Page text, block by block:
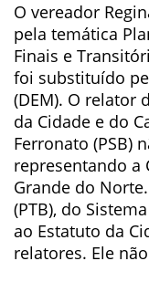
O vereador
pela temática
Finais e
foi substituído
(DEM). O relator
da Cidade e do
Ferronato (PSB)
representando a
Grande do
(PTB), do
ao Estatuto da
relatores. Ele